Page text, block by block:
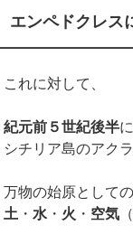
エンペドクレス
これに対して、
紀元前５世紀後半
シチリア島のアク
万物の始原として
土 ・水 ・ 火 ・ 空気